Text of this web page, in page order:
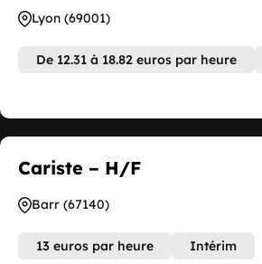
Lyon (69001)
De 12.31 à 18.82 euros par heure
Cariste – H/F
Barr (67140)
13 euros par heure Intérim